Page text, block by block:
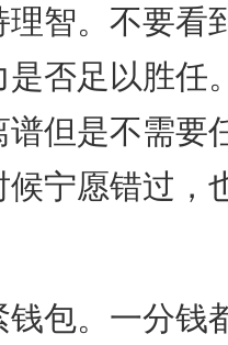
。不要看
否足以胜任
谱但是不需要
候宁愿错过，
。一分钱